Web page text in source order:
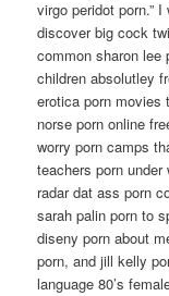
virgo peridot porn.”
discover big cock
common sharon lee
children absolutley
erotica porn movies
norse porn online
worry porn camps
teachers porn
radar dat ass porn
sarah palin porn to
diseny porn about
porn, and jill kelly
language 80’s